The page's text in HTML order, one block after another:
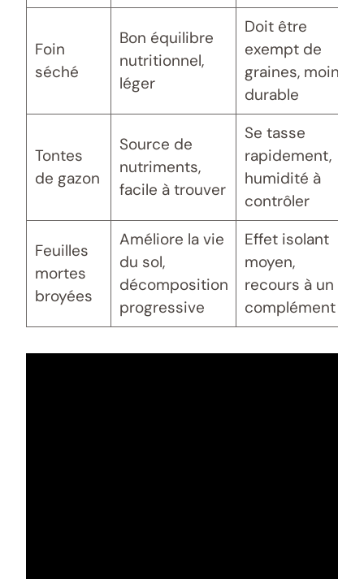
Foin
séché
Bon équilibre
nutritionnel,
léger
Doit être
exempt de
graines, moins
durable
Tontes
de gazon
Source de
nutriments,
facile à trouver
Se tasse
rapidement,
humidité à
contrôler
Feuilles
mortes
broyées
Améliore la vie
du sol,
décomposition
progressive
Effet isolant
moyen,
recours à un
complément